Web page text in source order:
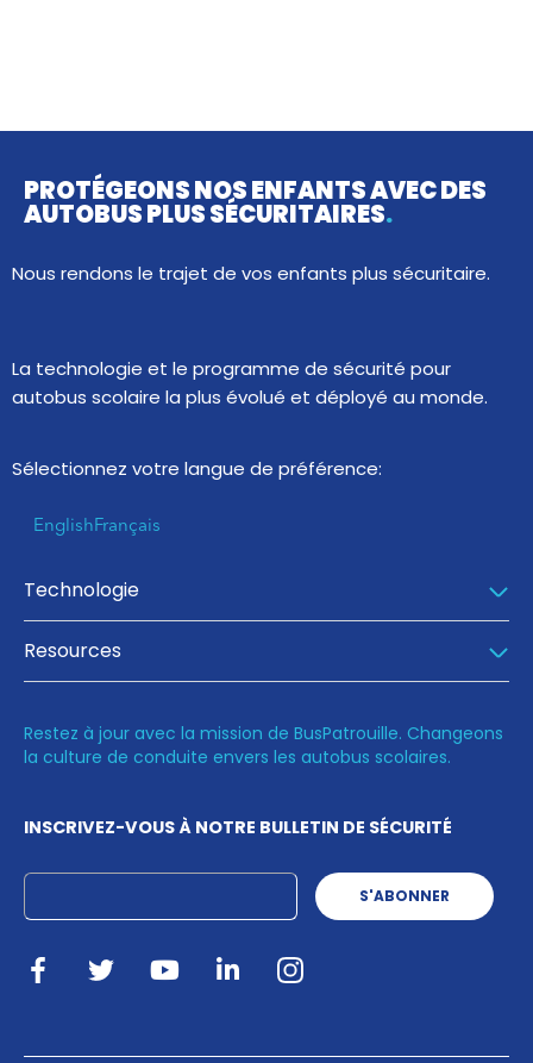
PROTÉGEONS NOS ENFANTSAVEC DES
AUTOBUS PLUS SÉCURITAIRES.
Nous rendons le trajet de vos enfants plus sécuritaire.
La technologie et le programme de sécurité pour
autobus scolaire la plus évolué et déployé au monde.
Sélectionnez votre langue de préférence:
EnglishFrançais
Technologie
Resources
Restez à jour avec la mission de BusPatrouille. Changeons
la culture de conduite envers les autobus scolaires.
INSCRIVEZ-VOUS À NOTRE BULLETIN DE SÉCURITÉ